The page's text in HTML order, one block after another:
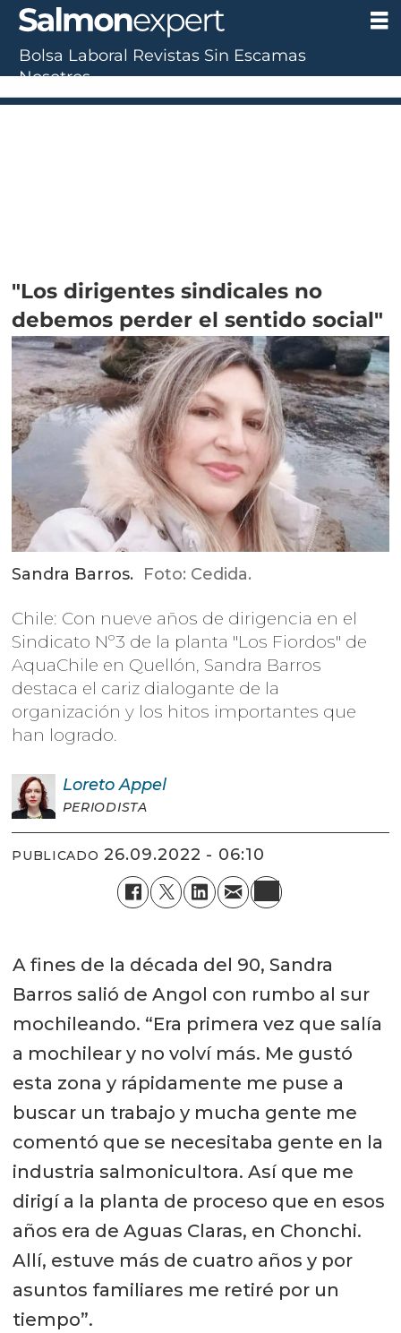
"Los dirigentes sindicales no
debemos perder el sentido social"
Sandra Barros. Foto: Cedida.
Chile: Con nueve años de dirigencia en el
Sindicato Nº3 de la planta "Los Fiordos" de
AquaChile en Quellón, Sandra Barros
destaca el cariz dialogante de la
organización y los hitos importantes que
han logrado.
Loreto Appel
PERIODISTA
PUBLICADO 26.09.2022 - 06:10
A fines de la década del 90, Sandra
Barros salió de Angol con rumbo al sur
mochileando. “Era primera vez que salía
a mochilear y no volví más. Me gustó
esta zona y rápidamente me puse a
buscar un trabajo y mucha gente me
comentó que se necesitaba gente en la
industria salmonicultora. Así que me
dirigí a la planta de proceso que en esos
años era de Aguas Claras, en Chonchi.
Allí, estuve más de cuatro años y por
asuntos familiares me retiré por un
tiempo”.
Bolsa Laboral Revistas Sin Escamas
Nosotros